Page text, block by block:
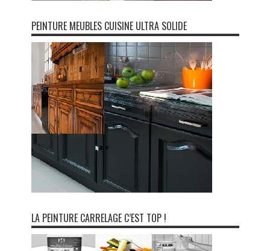
PEINTURE MEUBLES CUISINE ULTRA SOLIDE
LA PEINTURE CARRELAGE C’EST TOP !